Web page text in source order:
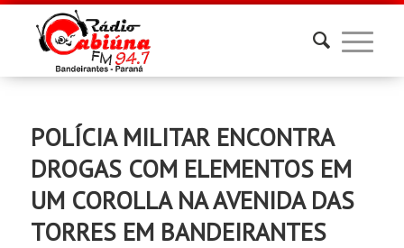
POLÍCIA MILITAR ENCONTRA
DROGAS COM ELEMENTOS EM
UM COROLLA NA AVENIDA DAS
TORRES EM BANDEIRANTES